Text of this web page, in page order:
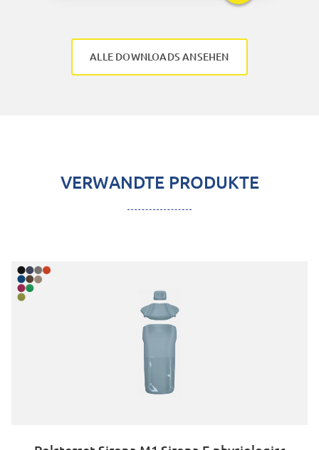
ALLE DOWNLOADS ANSEHEN
VERWANDTE PRODUKTE